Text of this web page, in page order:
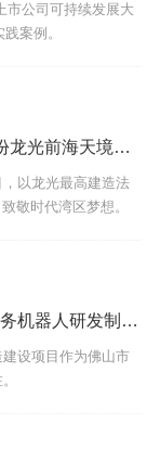
市公司可持续发展大
案例。
重塑人居美学 精筑前海封面——维业股份龙光前海天境花园外立面装饰工程
以龙光最高建造法
敬时代湾区梦想。
筑梦“机器人+” |维业股份佛山银星智能服务机器人研发制造建设项目外立面装饰工程
设项目作为佛山市